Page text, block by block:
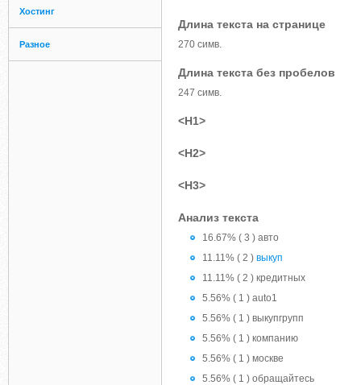
Хостинг
Разное
Длина текста на странице
270 симв.
Длина текста без пробелов
247 симв.
<H1>
<H2>
<H3>
Анализ текста
16.67% ( 3 ) авто
11.11% ( 2 ) выкуп
11.11% ( 2 ) кредитных
5.56% ( 1 ) auto1
5.56% ( 1 ) выкупгрупп
5.56% ( 1 ) компанию
5.56% ( 1 ) москве
5.56% ( 1 ) обращайтесь